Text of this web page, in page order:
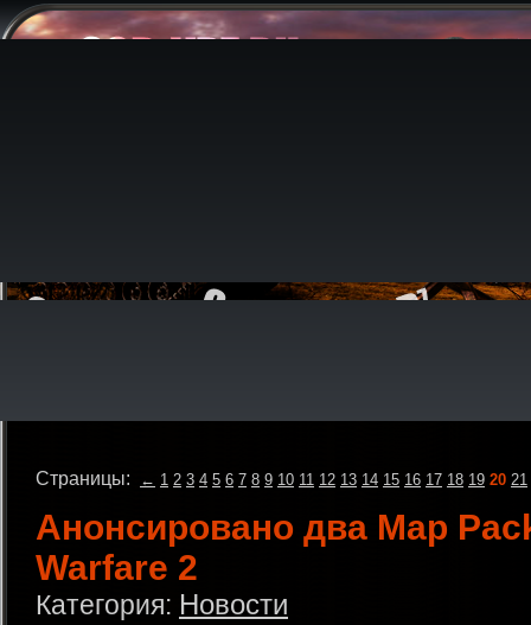
Страницы: ← 1 2 3 4 5 6 7 8 9 10 11 12 13 14 15 16 17 18 19 20 21
Анонсировано два Map
Warfare 2
Категория: Новости